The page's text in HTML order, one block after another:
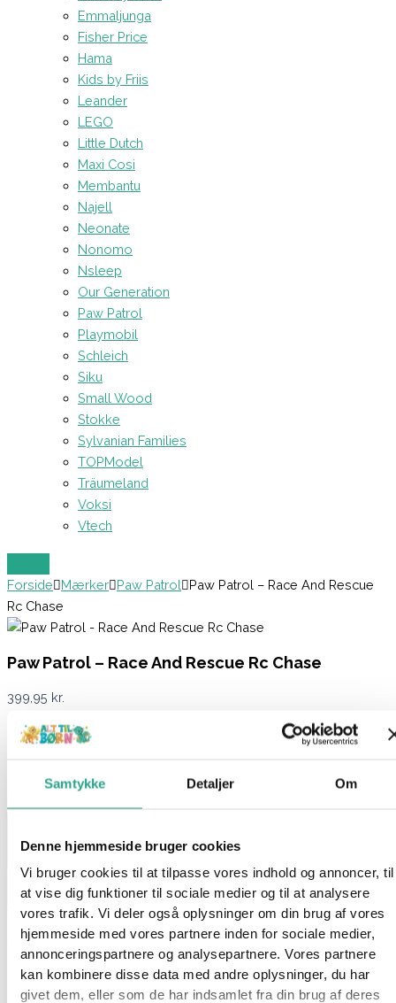
Samtykke Detaljer Om
Denne hjemmeside bruger cookies
Vi bruger cookies til at tilpasse vores indhold og annoncer, til
at vise dig funktioner til sociale medier og til at analysere
vores trafik. Vi deler også oplysninger om din brug af vores
hjemmeside med vores partnere inden for sociale medier,
annonceringspartnere og analysepartnere. Vores partnere
kan kombinere disse data med andre oplysninger, du har
givet dem, eller som de har indsamlet fra din brug af deres
Emmaljunga
Fisher Price
Hama
Kids by Friis
Leander
LEGO
Little Dutch
Maxi Cosi
Membantu
Najell
Neonate
Nonomo
Nsleep
Our Generation
Paw Patrol
Playmobil
Schleich
Siku
Small Wood
Stokke
Sylvanian Families
TOPModel
Träumeland
Voksi
Vtech
Forside Mærker Paw Patrol
Paw Patrol – Race And Rescue
Rc Chase
Paw Patrol – Race And Rescue Rc Chase
399,95 kr.
Få på lager 1-3 hverdages levering
Læg i kurv
Varenummer98563504Kategorier Babylegetøj,Legetøj,
Mærker,Paw Patrol
Beskrivelse
Spørg om produktet